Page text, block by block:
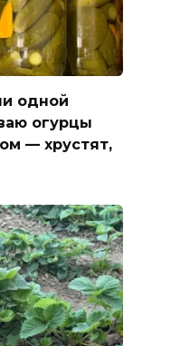
одной
огурцы
— хрустят,